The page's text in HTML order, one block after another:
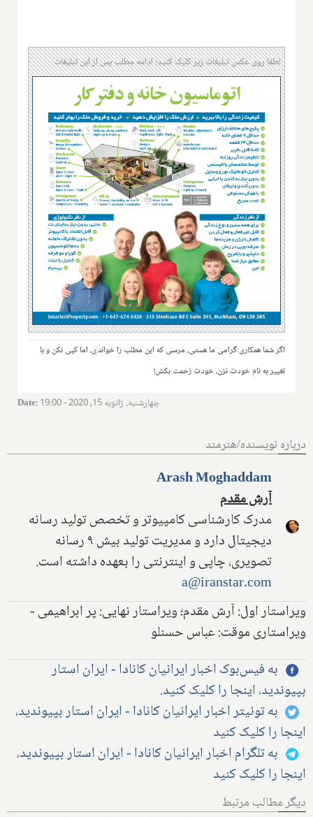
لطفا روی عکس تبلیغات زیر کلیک کنید؛ ادامه مطلب پس از این تبلیغات
اگر شما همکاری گرامی ما هستی، مرسی که این مطلب را خواندی، اما کپی نکن و با
تغییر به نام خودت نزن، خودت زحمت بکش!
Date: چهارشنبه, ژانویه 15, 2020 - 19:00
درباره نویسنده/هنرمند
Arash Moghaddam
آرش مقدم
مدرک کارشناسی کامپیوتر و تخصص تولید رسانه
دیجیتال دارد و مدیریت تولید بیش ۹ رسانه
تصویری، چاپی و اینترنتی را بعهده داشته است.
a@iranstar.com
ویراستار اول: آرش مقدم؛ ویراستار نهایی: پر ابراهیمی -
ویراستاری موقت: عباس حسنلو
به فیس‌بوک اخبار ایرانیان کانادا - ایران استار
بپیوندید، اینجا را کلیک کنید.
به توئیتر اخبار ایرانیان کانادا - ایران استار بپیوندید،
اینجا را کلیک کنید
به تلگرام اخبار ایرانیان کانادا - ایران استار بپیوندید،
اینجا را کلیک کنید
دیگر مطالب مرتبط